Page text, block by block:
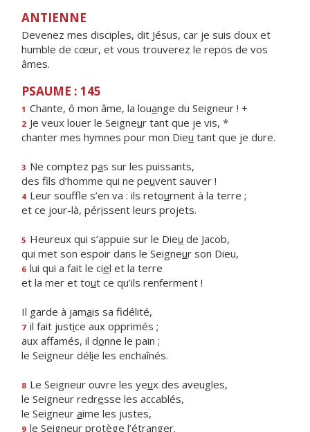
ANTIENNE
Devenez mes disciples, dit Jésus, car je suis doux et
humble de cœur, et vous trouverez le repos de vos
âmes.
PSAUME : 145
1 Chante, ô mon âme, la louange du Seigneur ! +
2 Je veux louer le Seigneur tant que je vis, *
chanter mes hymnes pour mon Dieu tant que je dure.
3 Ne comptez pas sur les puissants,
des fils d’homme qui ne peuvent sauver !
4 Leur souffle s’en va : ils retournent à la terre ;
et ce jour-là, périssent leurs projets.
5 Heureux qui s’appuie sur le Dieu de Jacob,
qui met son espoir dans le Seigneur son Dieu,
6 lui qui a fait le ciel et la terre
et la mer et tout ce qu’ils renferment !
Il garde à jamais sa fidélité,
7 il fait justice aux opprimés ;
aux affamés, il donne le pain ;
le Seigneur délie les enchaînés.
8 Le Seigneur ouvre les yeux des aveugles,
le Seigneur redresse les accablés,
le Seigneur aime les justes,
9 le Seigneur protège l’étranger.